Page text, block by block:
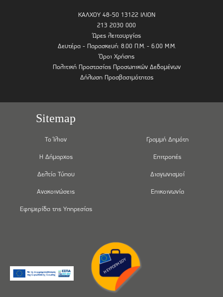
ΚΑΛΧΟΥ 48-50 13122 ΙΛΙΟΝ
213 2030 000
Ώρες λειτουργίας
Δευτέρα - Παρασκευή: 8.00 Π.Μ. - 6.00 Μ.Μ.
Όροι Χρήσης
Πολιτική Προστασίας Προσωπικών Δεδομένων
Δήλωση Προσβασιμότητας
Sitemap
Το Ίλιον
Η Δήμαρχος
Δελτία Τύπου
Ανακοινώσεις
Εφημερίδα της Υπηρεσίας
Γραμμή Δημότη
Επιτροπές
Διαγωνισμοί
Επικοινωνία